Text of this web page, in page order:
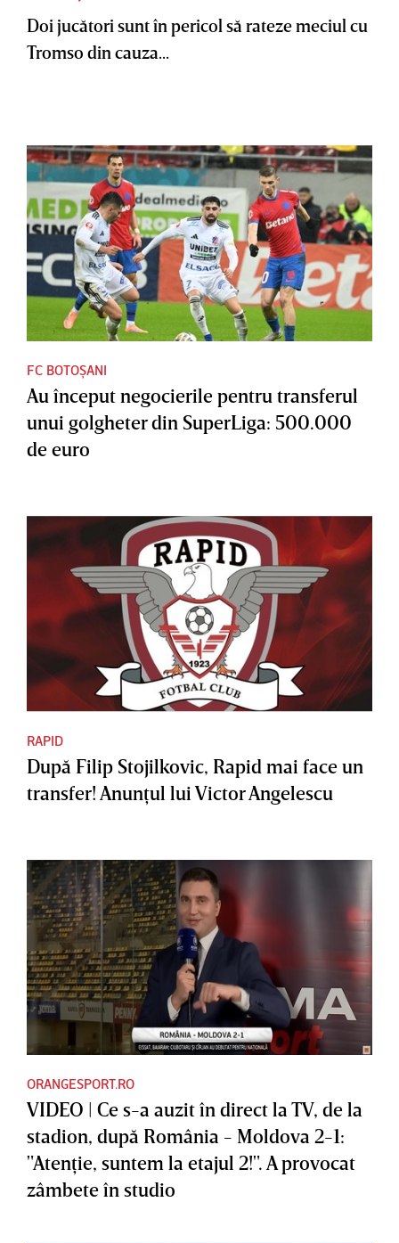
Doi jucători sunt în pericol să rateze meciul cu
Tromso din cauza...
FC BOTOȘANI
Au început negocierile pentru transferul
unui golgheter din SuperLiga: 500.000
de euro
RAPID
După Filip Stojilkovic, Rapid mai face un
transfer! Anunţul lui Victor Angelescu
ORANGESPORT.RO
VIDEO | Ce s-a auzit în direct la TV, de la
stadion, după România - Moldova 2-1:
"Atenţie, suntem la etajul 2!". A provocat
zâmbete în studio